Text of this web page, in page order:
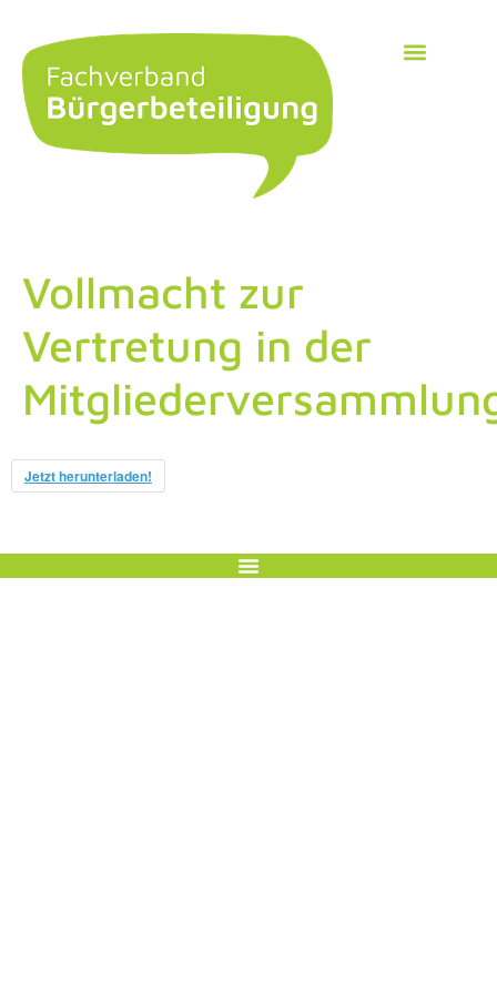
Vollmacht zur
Vertretung in der
Jetzt herunterladen!